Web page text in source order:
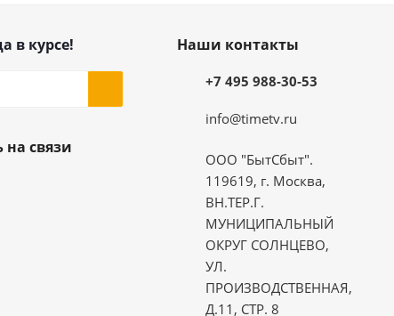
в курсе!
на связи
Наши контакты
+7 495 988-30-53
info@timetv.ru
ООО "БытСбыт".
119619, г. Москва,
ВН.ТЕР.Г.
МУНИЦИПАЛЬНЫЙ
ОКРУГ СОЛНЦЕВО,
УЛ.
ПРОИЗВОДСТВЕННАЯ,
Д.11, СТР. 8